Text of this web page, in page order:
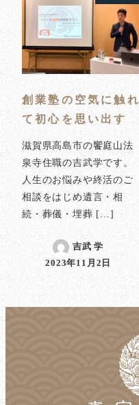
創業塾の空気に触れ
て初心を思い出す
滋賀県高島市の饗庭山法
泉寺住職の吉武学です。
人生のお悩みや終活のご
相談をはじめ遺言・相
続・葬儀・埋葬 […]
吉武 学
投稿日
2023年11月2日